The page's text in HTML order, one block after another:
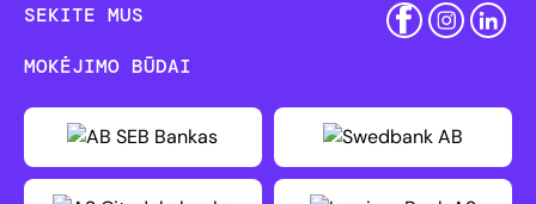
SEKITE MUS
MOKĖJIMO BŪDAI